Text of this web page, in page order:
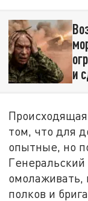
и
том, что для
опытные, но
омолаживать,
полков и